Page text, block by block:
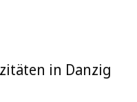
in Danzig